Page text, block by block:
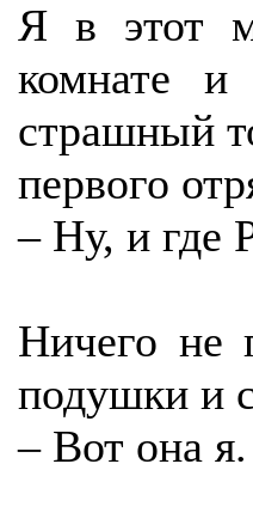
Я в этот
комнате и
страшный
первого
– Ну, и где
Ничего не
подушки и
– Вот она